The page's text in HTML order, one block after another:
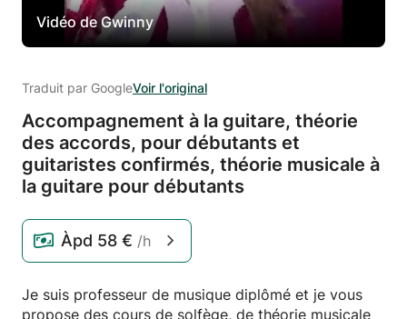
Vidéo de Gwinny
Traduit par GoogleVoir l'original
Accompagnement à la guitare, théorie
des accords, pour débutants et
guitaristes confirmés, théorie musicale à
la guitare pour débutants
Àpd 58 € /h
Je suis professeur de musique diplômé et je vous
propose des cours de solfège, de théorie musicale